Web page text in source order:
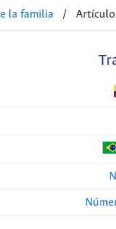
la familia
/